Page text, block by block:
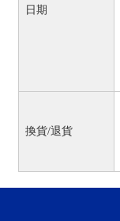
日期
換貨/退貨